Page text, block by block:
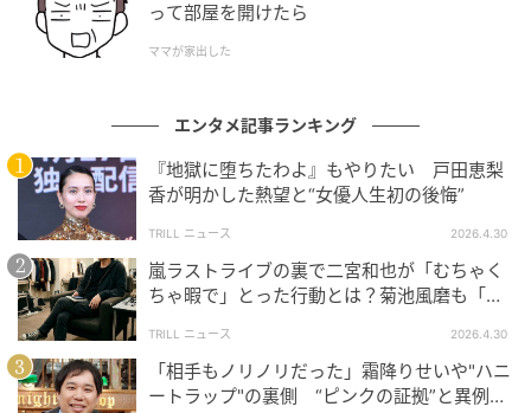
って部屋を開けたら
ママが家出した
エンタメ記事ランキング
『地獄に堕ちたわよ』もやりたい 戸田恵梨
香が明かした熱望と“女優人生初の後悔”
TRILL ニュース 2026.4.30
嵐ラストライブの裏で二宮和也が「むちゃく
ちゃ暇で」とった行動とは？菊池風磨も「流
TRILL ニュース 2026.4.30
「相手もノリノリだった」霜降りせいや"ハニ
ートラップ"の裏側 “ピンクの証拠”と異例の